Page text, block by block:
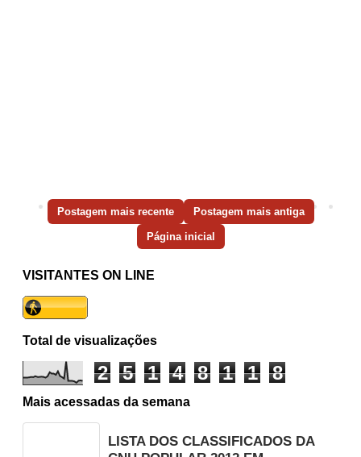
Postagem mais recente Postagem mais antiga
Página inicial
VISITANTES ON LINE
Total de visualizações
2 5 1 4 8 1 1 8
Mais acessadas da semana
LISTA DOS CLASSIFICADOS DA